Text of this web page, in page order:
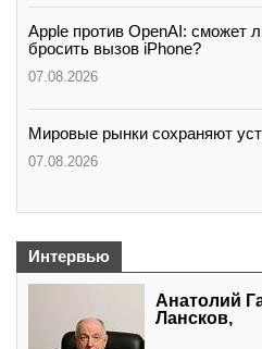
Apple против OpenAI: сможет
бросить вызов iPhone?
07.08.2026
Мировые рынки сохраняют
07.08.2026
Интервью
Анатолий
Лансков,